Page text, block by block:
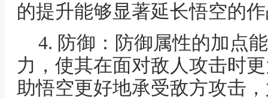
的提升能够显著延长悟空的
4. 防御：防御属性的加点
力，使其在面对敌人攻击时
助悟空更好地承受敌方攻击